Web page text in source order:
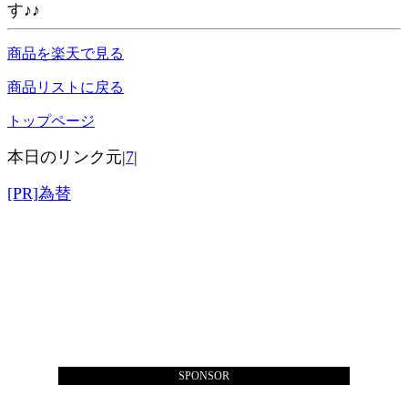
す♪♪
商品を楽天で見る
商品リストに戻る
トップページ
本日のリンク元|7|
[PR]為替
SPONSOR